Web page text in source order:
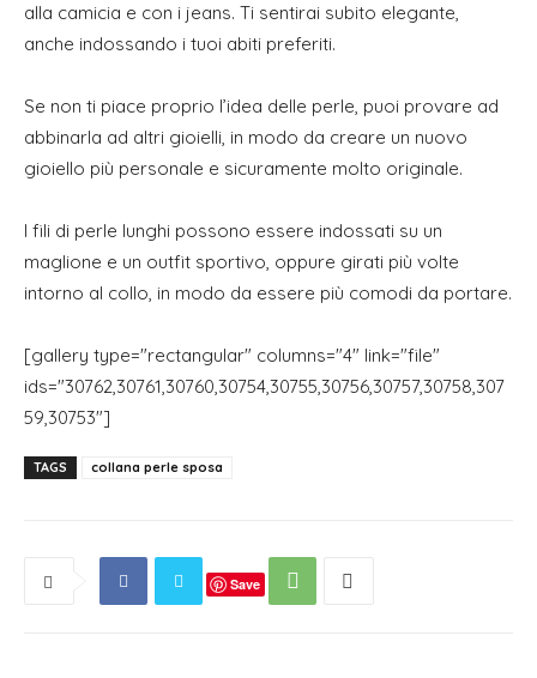
alla camicia e con i jeans. Ti sentirai subito elegante,
anche indossando i tuoi abiti preferiti.
Se non ti piace proprio l’idea delle perle, puoi provare ad
abbinarla ad altri gioielli, in modo da creare un nuovo
gioiello più personale e sicuramente molto originale.
I fili di perle lunghi possono essere indossati su un
maglione e un outfit sportivo, oppure girati più volte
intorno al collo, in modo da essere più comodi da portare.
[gallery type="rectangular" columns="4" link="file"
ids="30762,30761,30760,30754,30755,30756,30757,30758,307
59,30753"]
TAGS collana perle sposa
Save